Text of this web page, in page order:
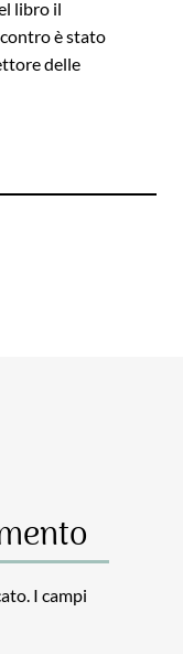
libro il
è stato
delle
I campi